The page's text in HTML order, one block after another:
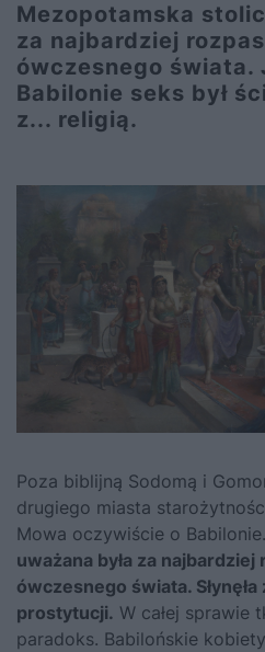
Mezopotamska
za najbardziej
ówczesnego świata.
Babilonie seks był
z... religią.
Poza biblijną Sodomą i
drugiego miasta
Mowa oczywiście o Babilonie.
uważana była za
ówczesnego świata. Słynęła
prostytucji. W całej sprawie
paradoks. Babilońskie